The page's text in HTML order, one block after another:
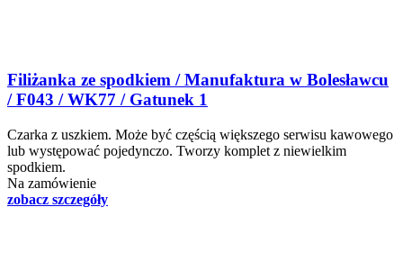
Filiżanka ze spodkiem / Manufaktura w Bolesławcu
/ F043 / WK77 / Gatunek 1
Czarka z uszkiem. Może być częścią większego serwisu kawowego
lub występować pojedynczo. Tworzy komplet z niewielkim
spodkiem.
Na zamówienie
zobacz szczegóły